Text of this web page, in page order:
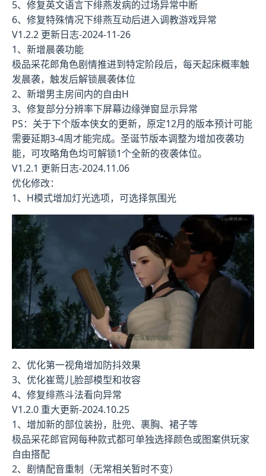
5、修复英文语言下绯燕发病的过场异常中断
6、修复特殊情况下绯燕互动后进入调教游戏异常
V1.2.2 更新日志-2024-11-26
1、新增晨袭功能
极品采花郎角色剧情推进到特定阶段后，每天起床概率触
发晨袭，触发后解锁晨袭体位
2、新增男主房间内的自由H
3、修复部分分辨率下屏幕边缘弹窗显示异常
PS：关于下个版本侠女的更新，原定12月的版本预计可能
需要延期3-4周才能完成。圣诞节版本调整为增加夜袭功
能，可攻略角色均可解锁1个全新的夜袭体位。
V1.2.1 更新日志-2024.11.06
优化修改：
1、H模式增加灯光选项，可选择氛围光
2、优化第一视角增加防抖效果
3、优化崔莺儿脸部模型和妆容
4、修复绯燕斗法看向异常
V1.2.0 重大更新-2024.10.25
1、增加新的部位装扮，肚兜、裹胸、裙子等
极品采花郎官网每种款式都可单独选择颜色或图案供玩家
自由搭配
2、剧情配音重制（无常相关暂时不变）